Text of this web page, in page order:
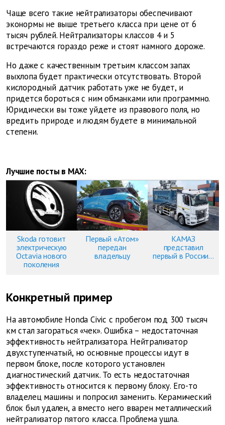
Чаще всего такие нейтрализаторы обеспечивают
эконормы не выше третьего класса при цене от 6
тысяч рублей. Нейтрализаторы классов 4 и 5
встречаются гораздо реже и стоят намного дороже.
Но даже с качественным третьим классом запах
выхлопа будет практически отсутствовать. Второй
кислородный датчик работать уже не будет, и
придется бороться с ним обманками или программно.
Юридически вы тоже уйдете из правового поля, но
вредить природе и людям будете в минимальной
степени.
Лучшие посты в MAX:
Skoda готовит
электрическую
Octavia нового
поколения
Первый «Атом»
передан
владельцу
КАМАЗ
представил
первый в России...
Конкретный пример
На автомобиле Honda Civic с пробегом под 300 тысяч
км стал загораться «чек». Ошибка – недостаточная
эффективность нейтрализатора. Нейтрализатор
двухступенчатый, но основные процессы идут в
первом блоке, после которого установлен
диагностический датчик. То есть недостаточная
эффективность относится к первому блоку. Его-то
владелец машины и попросил заменить. Керамический
блок был удален, а вместо него вварен металлический
нейтрализатор пятого класса. Проблема ушла.